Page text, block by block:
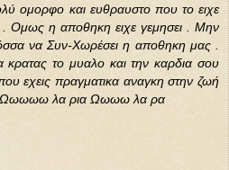
ομορφο και ευθραυστο που το ειχε
Ομως η αποθηκη ειχε γεμησει . Μην
να Συν-Χωρέσει η αποθηκη μας .
το μυαλο και την καρδια σου
εχεις πραγματικα αναγκη στην ζωή
Ωωωωω λα ρια Ωωωω λα ρα